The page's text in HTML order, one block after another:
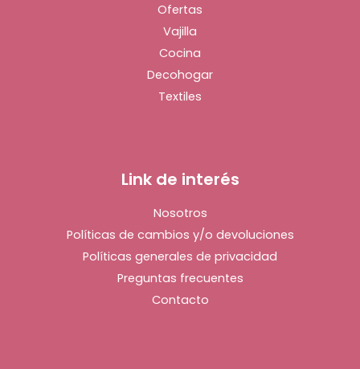
Ofertas
Vajilla
Cocina
Decohogar
Textiles
Link de interés
Nosotros
Políticas de cambios y/o devoluciones
Políticas generales de privacidad
Preguntas frecuentes
Contacto